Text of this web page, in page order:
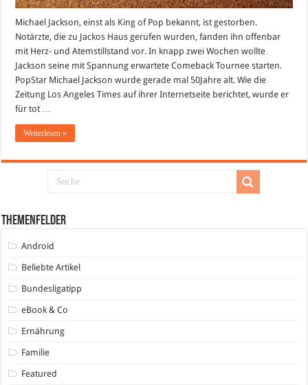
Michael Jackson, einst als King of Pop bekannt, ist gestorben.
Notärzte, die zu Jackos Haus gerufen wurden, fanden ihn offenbar
mit Herz- und Atemstillstand vor. In knapp zwei Wochen wollte
Jackson seine mit Spannung erwartete Comeback Tournee starten.
PopStar Michael Jackson wurde gerade mal 50Jahre alt. Wie die
Zeitung Los Angeles Times auf ihrer Internetseite berichtet, wurde er
für tot …
Weiterlesen »
Themenfelder
Android
Beliebte Artikel
Bundesligatipp
eBook & Co
Ernährung
Familie
Featured